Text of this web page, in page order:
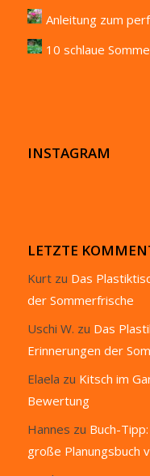
Anleitung zum
10 schlaue
INSTAGRAM
LETZTE
Kurtzu Das
der Sommerfrische
Uschi W. zu Das
Erinnerungen der
Elaela zu Kitsch im
Bewertung
Hannes zu Buch-
große Planungsbuch